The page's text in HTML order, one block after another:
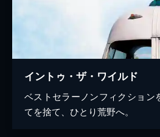
イントゥ・ザ・ワイルド
ベストセラーノンフィクション
てを捨て、ひとり荒野へ。